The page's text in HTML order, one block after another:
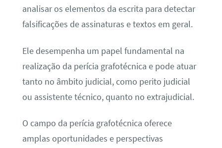
analisar os elementos da escrita para detectar
falsificações de assinaturas e textos em geral.
Ele desempenha um papel fundamental na
realização da perícia grafotécnica e pode atuar
tanto no âmbito judicial, como perito judicial
ou assistente técnico, quanto no extrajudicial.
O campo da perícia grafotécnica oferece
amplas oportunidades e perspectivas